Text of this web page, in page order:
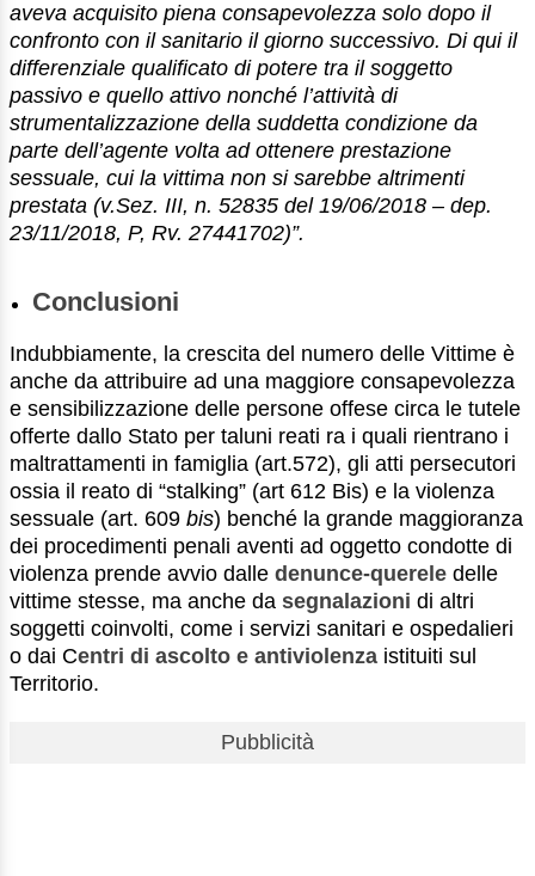
aveva acquisito piena consapevolezza solo dopo il
confronto con il sanitario il giorno successivo. Di qui il
differenziale qualificato di potere tra il soggetto
passivo e quello attivo nonché l’attività di
strumentalizzazione della suddetta condizione da
parte dell’agente volta ad ottenere prestazione
sessuale, cui la vittima non si sarebbe altrimenti
prestata (v.Sez. III, n. 52835 del 19/06/2018 – dep.
23/11/2018, P, Rv. 27441702)”.
Conclusioni
Indubbiamente, la crescita del numero delle Vittime è
anche da attribuire ad una maggiore consapevolezza
e sensibilizzazione delle persone offese circa le tutele
offerte dallo Stato per taluni reati ra i quali rientrano i
maltrattamenti in famiglia (art.572), gli atti persecutori
ossia il reato di “stalking” (art 612 Bis) e la violenza
sessuale (art. 609 bis) benché la grande maggioranza
dei procedimenti penali aventi ad oggetto condotte di
violenza prende avvio dalle denunce-querele delle
vittime stesse, ma anche da segnalazioni di altri
soggetti coinvolti, come i servizi sanitari e ospedalieri
o dai Centri di ascolto e antiviolenza istituiti sul
Territorio.
Pubblicità